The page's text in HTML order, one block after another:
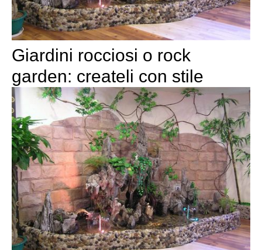
Giardini rocciosi o rock
garden: createli con stile